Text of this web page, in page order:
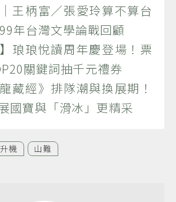
王柄富／張愛玲算不算台
年台灣文學論戰回顧
琅琅悅讀周年慶登場！票
關鍵詞抽千元禮券
藏經》排隊潮與換展期！
國寶與「滑冰」更精采
機 山難